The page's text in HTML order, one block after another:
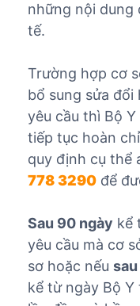
những nội dung
tế.
Trường hợp cơ
bổ sung sửa
yêu cầu thì Bộ
tiếp tục hoàn
quy định cụ thể
778 3290để
Sau 90 ngày kể
yêu cầu mà cơ
sơ hoặc nếu
kể từ ngày Bộ Y